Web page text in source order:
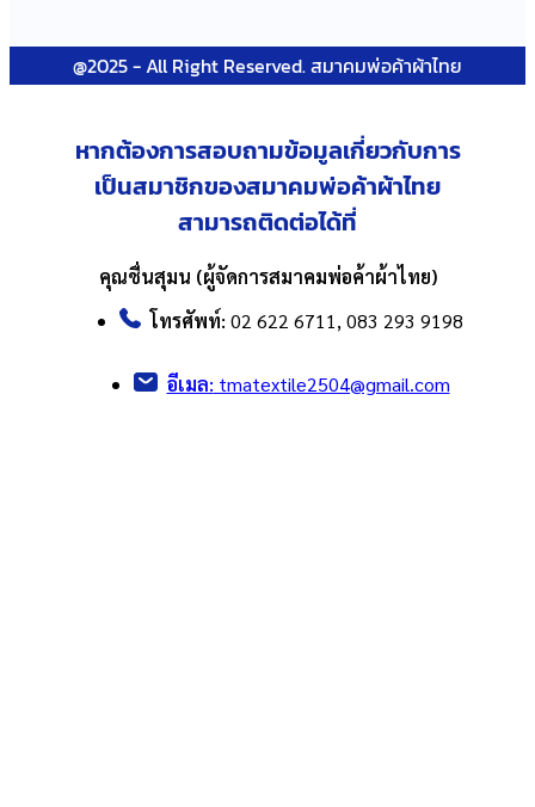
@2025 - All Right Reserved. สมาคมพ่อค้าผ้าไทย
หากต้องการสอบถามข้อมูลเกี่ยวกับการ
เป็นสมาชิกของสมาคมพ่อค้าผ้าไทย
สามารถติดต่อได้ที่
คุณชื่นสุมน (ผู้จัดการสมาคมพ่อค้าผ้าไทย)
โทรศัพท์: 02 622 6711, 083 293 9198
อีเมล: tmatextile2504@gmail.com